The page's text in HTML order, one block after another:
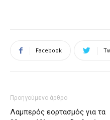
Facebook
Προηγούμενο άρθρο
Λαμπερός εορτασμός για τα